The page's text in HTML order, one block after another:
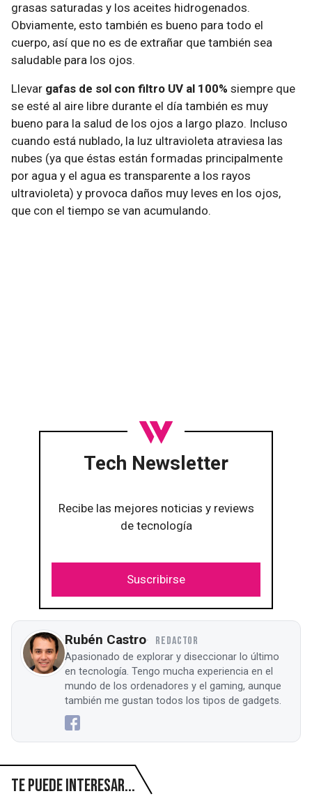
grasas saturadas y los aceites hidrogenados.
Obviamente, esto también es bueno para todo el
cuerpo, así que no es de extrañar que también sea
saludable para los ojos.
Llevar gafas de sol con filtro UV al 100% siempre que
se esté al aire libre durante el día también es muy
bueno para la salud de los ojos a largo plazo. Incluso
cuando está nublado, la luz ultravioleta atraviesa las
nubes (ya que éstas están formadas principalmente
por agua y el agua es transparente a los rayos
ultravioleta) y provoca daños muy leves en los ojos,
que con el tiempo se van acumulando.
Tech Newsletter
Recibe las mejores noticias y reviews
de tecnología
Suscribirse
Rubén Castro REDACTOR
Apasionado de explorar y diseccionar lo último
en tecnología. Tengo mucha experiencia en el
mundo de los ordenadores y el gaming, aunque
también me gustan todos los tipos de gadgets.
Te puede interesar...